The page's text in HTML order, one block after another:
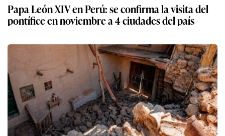
Papa León XIV en Perú: se confirma la visita del
pontífice en noviembre a 4 ciudades del país